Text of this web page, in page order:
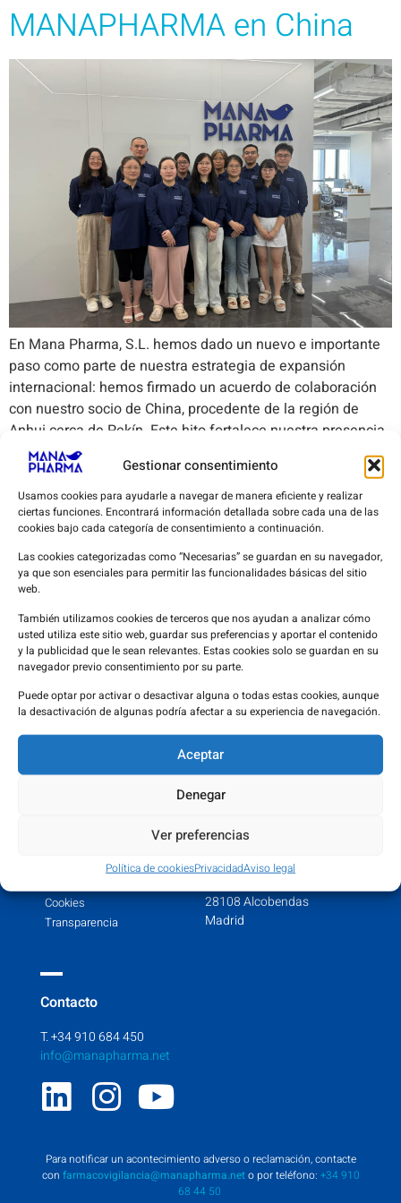
Gestionar consentimiento
Usamos cookies para ayudarle a navegar de manera eficiente y realizar
ciertas funciones. Encontrará información detallada sobre cada una de las
cookies bajo cada categoría de consentimiento a continuación.
Las cookies categorizadas como “Necesarias” se guardan en su navegador,
ya que son esenciales para permitir las funcionalidades básicas del sitio
web.
También utilizamos cookies de terceros que nos ayudan a analizar cómo
usted utiliza este sitio web, guardar sus preferencias y aportar el contenido
y la publicidad que le sean relevantes. Estas cookies solo se guardan en su
navegador previo consentimiento por su parte.
Puede optar por activar o desactivar alguna o todas estas cookies, aunque
la desactivación de algunas podría afectar a su experiencia de navegación.
Aceptar
Denegar
Ver preferencias
Política de cookiesPrivacidadAviso legal
MANAPHARMA en China
En Mana Pharma, S.L. hemos dado un nuevo e importante
paso como parte de nuestra estrategia de expansión
internacional: hemos firmado un acuerdo de colaboración
con nuestro socio de China, procedente de la región de
Anhui cerca de Pekín. Este hito fortalece nuestra presencia
en el mercado asiático y refuerza nuestro compromiso con
llevar la salud a todos los lugares del mundo.
Certificados BPD
Autorización TAC
Autorización WDA
Licencia Importación PS
RUESA
Repositorio de
Reacciones adversas
Cookies
Transparencia
Head office
Ctra. de Fuencarral, 22
28108 Alcobendas
Madrid
Contacto
T. +34 910 684 450
info@manapharma.net
Para notificar un acontecimiento adverso o reclamación, contacte
con farmacovigilancia@manapharma.neto por teléfono: +34 910
68 44 50